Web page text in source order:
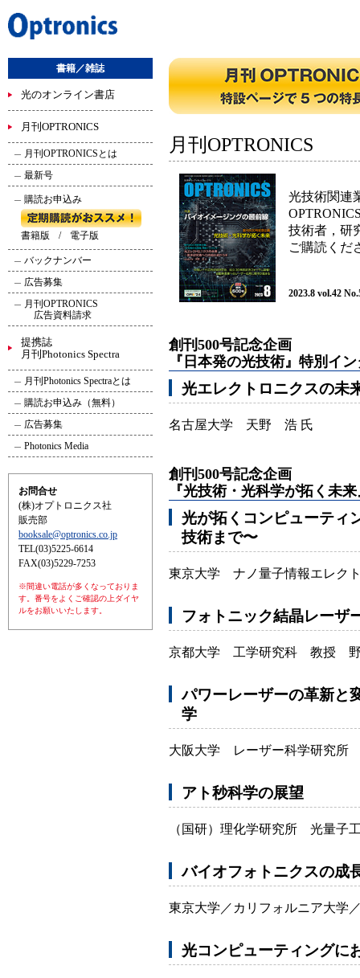
書籍／雑誌
光のオンライン書店
月刊OPTRONICS
月刊OPTRONICSとは
最新号
購読お申込み
書籍版 / 電子版
バックナンバー
広告募集
月刊OPTRONICS
広告資料請求
提携誌
月刊Photonics Spectra
月刊Photonics Spectraとは
購読お申込み（無料）
広告募集
Photonics Media
お問合せ
(株)オプトロニクス社
販売部
booksale@optronics.co.jp
TEL(03)5225-6614
FAX(03)5229-7253
※間違い電話が多くなっておりま
す。番号をよくご確認の上ダイヤ
ルをお願いいたします。
月刊OPTRONICS
光技術関連
技術者，研
ご購読くだ
2023.8 vol.42
創刊500号記念企画
『日本発の光技術』特別イ
光エレクトロニクスの未
名古屋大学 天野 浩 氏
創刊500号記念企画
『光技術・光科学が拓く未
光が拓くコンピューティ
技術まで〜
東京大学 ナノ量子情報エレク
フォトニック結晶レーザ
京都大学 工学研究科 教授
パワーレーザーの革新と
学
大阪大学 レーザー科学研究
アト秒科学の展望
（国研）理化学研究所 光量
バイオフォトニクスの成
東京大学／カリフォルニア大
光コンピューティングに